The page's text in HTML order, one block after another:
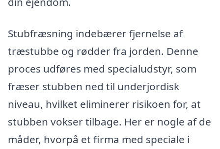
Stubfræsning indebærer fjernelse af
træstubbe og rødder fra jorden. Denne
proces udføres med specialudstyr, som
fræser stubben ned til underjordisk
niveau, hvilket eliminerer risikoen for, at
stubben vokser tilbage. Her er nogle af de
måder, hvorpå et firma med speciale i